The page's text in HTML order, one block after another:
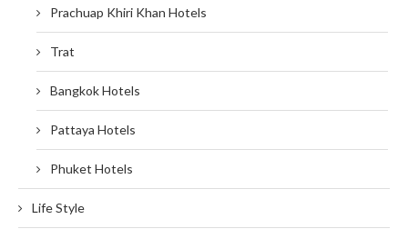
Prachuap Khiri Khan Hotels
Trat
Bangkok Hotels
Pattaya Hotels
Phuket Hotels
Life Style